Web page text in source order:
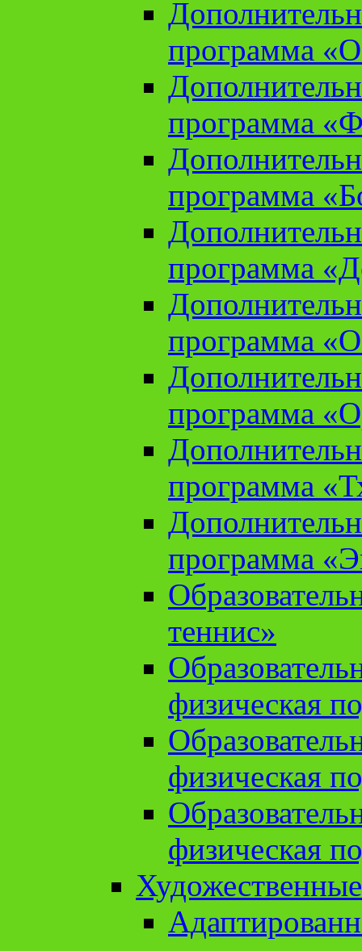
программа
программа
программа
программа
программа
программа
программа
программа
теннис»
физическая
физическая
физическая
Художественные